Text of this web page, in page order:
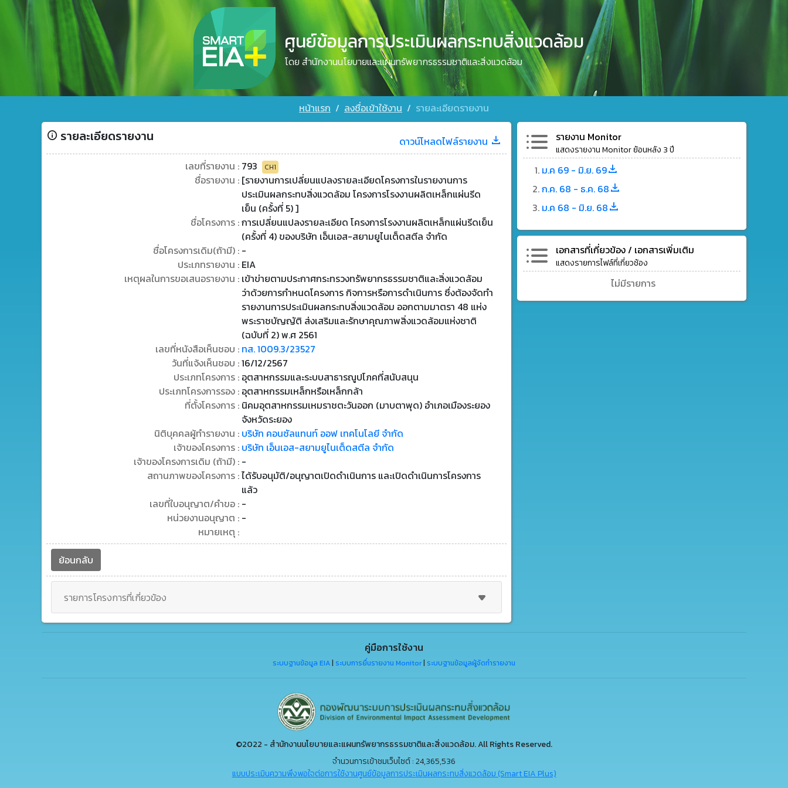
ศูนย์ข้อมูลการประเมินผลกระทบสิ่งแวดล้อม
โดย สำนักงานนโยบายและแผนทรัพยากรธรรมชาติและสิ่งแวดล้อม
หน้าแรก ลงชื่อเข้าใช้งาน รายละเอียดรายงาน
รายละเอียดรายงาน
ดาวน์โหลดไฟล์รายงาน
เลขที่รายงาน : 793 CH1
ชื่อรายงาน : [รายงานการเปลี่ยนแปลงรายละเอียดโครงการในรายงานการ
ประเมินผลกระทบสิ่งแวดล้อม โครงการโรงงานผลิตเหล็กแผ่นรีด
เย็น (ครั้งที่ 5) ]
ชื่อโครงการ :การเปลี่ยนแปลงรายละเอียด โครงการโรงงานผลิตเหล็กแผ่นรีดเย็น
(ครั้งที่ 4) ของบริษัท เอ็นเอส-สยามยูไนเต็ดสตีล จำกัด
ชื่อโครงการเดิม(ถ้ามี) : -
ประเภทรายงาน : EIA
เหตุผลในการขอเสนอรายงาน : เข้าข่ายตามประกาศกระทรวงทรัพยากรธรรมชาติและสิ่งแวดล้อม
ว่าด้วยการกำหนดโครงการ กิจการหรือการดำเนินการ ซึ่งต้องจัดทำ
รายงานการประเมินผลกระทบสิ่งแวดล้อม ออกตามมาตรา 48 แห่ง
พระราชบัญญัติ ส่งเสริมและรักษาคุณภาพสิ่งแวดล้อมแห่งชาติ
(ฉบับที่ 2) พ.ศ 2561
เลขที่หนังสือเห็นชอบ : ทส. 1009.3/23527
วันที่แจ้งเห็นชอบ :16/12/2567
ประเภทโครงการ : อุตสาหกรรมและระบบสาธารณูปโภคที่สนับสนุน
ประเภทโครงการรอง : อุตสาหกรรมเหล็กหรือเหล็กกล้า
ที่ตั้งโครงการ : นิคมอุตสาหกรรมเหมราชตะวันออก (มาบตาพุด) อำเภอเมืองระยอง
จังหวัดระยอง
นิติบุคคลผู้ทำรายงาน : บริษัท คอนซัลแทนท์ ออฟ เทคโนโลยี จำกัด
เจ้าของโครงการ : บริษัท เอ็นเอส-สยามยูไนเต็ดสตีล จำกัด
เจ้าของโครงการเดิม (ถ้ามี) : -
สถานภาพของโครงการ :ได้รับอนุมัติ/อนุญาตเปิดดำเนินการ และเปิดดำเนินการโครงการ
แล้ว
เลขที่ใบอนุญาต/คำขอ : -
หน่วยงานอนุญาต : -
หมายเหตุ :
ย้อนกลับ
รายการโครงการที่เกี่ยวข้อง
รายงาน Monitor
แสดงรายงาน Monitor ย้อนหลัง 3 ปี
ม.ค 69 - มิ.ย. 69
ก.ค. 68 - ธ.ค. 68
ม.ค 68 - มิ.ย. 68
เอกสารที่เกี่ยวข้อง / เอกสารเพิ่มเติม
แสดงรายการไฟล์ที่เกี่ยวช้อง
ไม่มีรายการ
คู่มือการใช้งาน
ระบบฐานข้อมูล EIA ระบบการยื่นรายงาน Monitor ระบบฐานข้อมูลผู้จัดทำรายงาน
©2022 - สำนักงานนโยบายและแผนทรัพยากรธรรมชาติและสิ่งแวดล้อม. All Rights Reserved.
จำนวนการเข้าชมเว็บไซต์ : 24,365,536
แบบประเมินความพึงพอใจต่อการใช้งานศูนย์ข้อมูลการประเมินผลกระทบสิ่งแวดล้อม (Smart EIA Plus)